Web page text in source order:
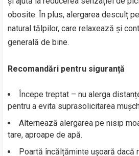
obosite. În plus, alergarea desculț
natural tălpilor, care relaxează și
generală de bine.
Recomandări pentru siguranță
Începe treptat – nu alerga
pentru a evita suprasolicitarea
Alternează alergarea pe nisip
tare, aproape de apă.
Poartă încălțăminte ușoară dacă